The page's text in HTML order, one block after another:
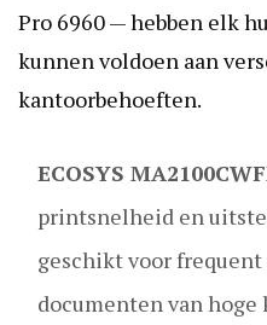
Pro 6960 — hebben elk
kunnen voldoen aan
kantoorbehoeften.
ECOSYS
printsnelheid en
geschikt voor
documenten van